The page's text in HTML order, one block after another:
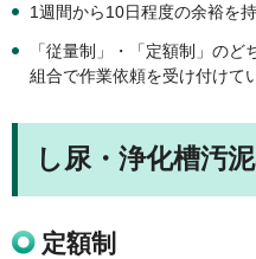
1週間から10日程度の余裕を
「従量制」・「定額制」の
組合で作業依頼を受け付けて
し尿・浄化槽汚
定額制